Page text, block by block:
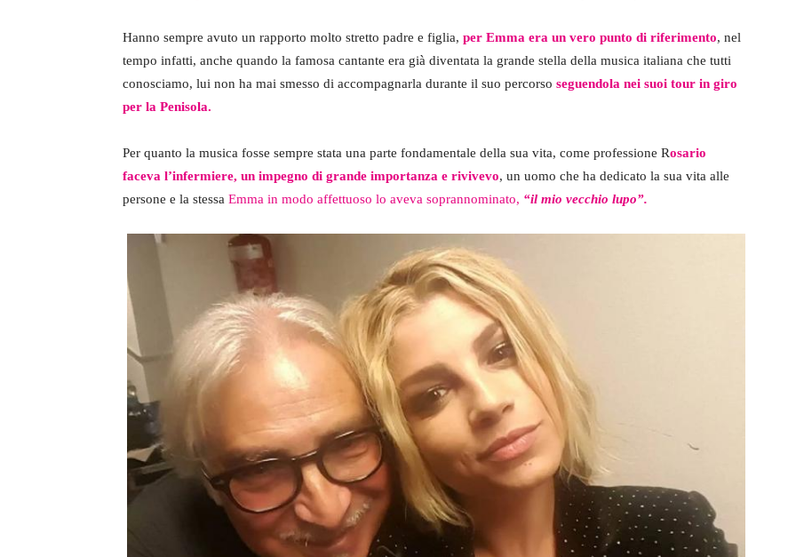
Hanno sempre avuto un rapporto molto stretto padre e figlia, per Emma era un vero punto di riferimento, nel
tempo infatti, anche quando la famosa cantante era già diventata la grande stella della musica italiana che tutti
conosciamo, lui non ha mai smesso di accompagnarla durante il suo percorso seguendola nei suoi tour in giro
per la Penisola.
Per quanto la musica fosse sempre stata una parte fondamentale della sua vita, come professione Rosario
faceva l’infermiere, un impegno di grande importanza e rivivevo, un uomo che ha dedicato la sua vita alle
persone e la stessa Emma in modo affettuoso lo aveva soprannominato, “il mio vecchio lupo”.